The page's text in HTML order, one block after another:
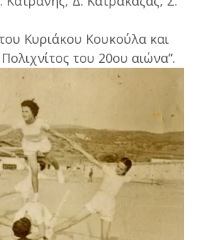
ΓΡΑΜΜΑΤΩΝ
Κυριάκου Κουκούλα και
του 20ου αιώνα”.